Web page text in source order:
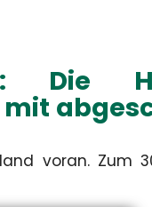
Die
voran. Zum